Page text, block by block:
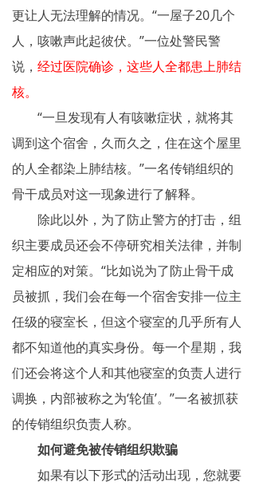
更让人无法理解的情况。“一屋子20几个
人，咳嗽声此起彼伏。”一位处警民警
说， 经过医院确诊，这些人全都患上肺结
核。
“一旦发现有人有咳嗽症状，就将其
调到这个宿舍，久而久之，住在这个屋里
的人全都染上肺结核。”一名传销组织的
骨干成员对这一现象进行了解释。
除此以外，为了防止警方的打击，组
织主要成员还会不停研究相关法律，并制
定相应的对策。“比如说为了防止骨干成
员被抓，我们会在每一个宿舍安排一位主
任级的寝室长，但这个寝室的几乎所有人
都不知道他的真实身份。每一个星期，我
们还会将这个人和其他寝室的负责人进行
调换，内部被称之为‘轮值’。”一名被抓获
的传销组织负责人称。
如何避免被传销组织欺骗
如果有以下形式的活动出现，您就要